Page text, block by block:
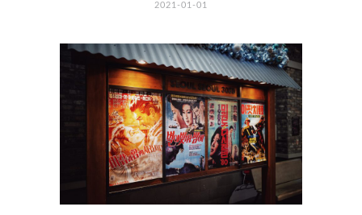
2021-01-01